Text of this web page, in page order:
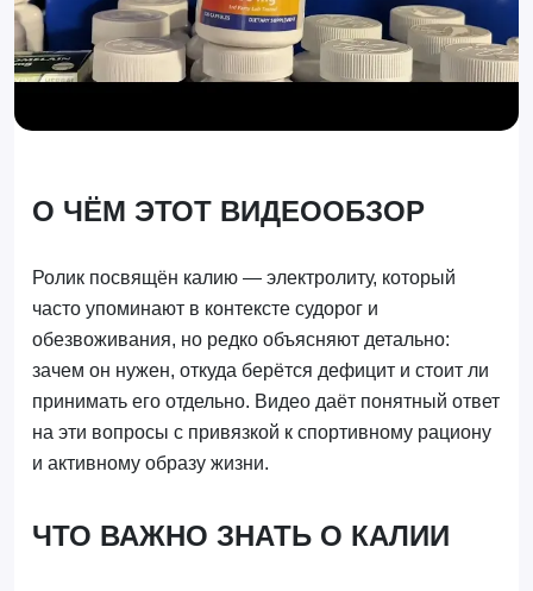
О ЧЁМ ЭТОТ ВИДЕООБЗОР
Ролик посвящён калию — электролиту, который
часто упоминают в контексте судорог и
обезвоживания, но редко объясняют детально:
зачем он нужен, откуда берётся дефицит и стоит ли
принимать его отдельно. Видео даёт понятный ответ
на эти вопросы с привязкой к спортивному рациону
и активному образу жизни.
ЧТО ВАЖНО ЗНАТЬ О КАЛИИ